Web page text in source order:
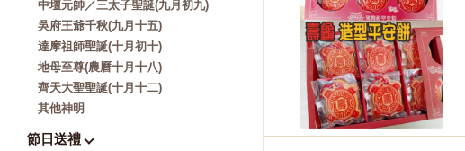
中壇元帥／三太子聖誕(九月初九)
吳府王爺千秋(九月十五)
達摩祖師聖誕(十月初十)
地母至尊(農曆十月十八)
齊天大聖聖誕(十月十二)
其他神明
節日送禮